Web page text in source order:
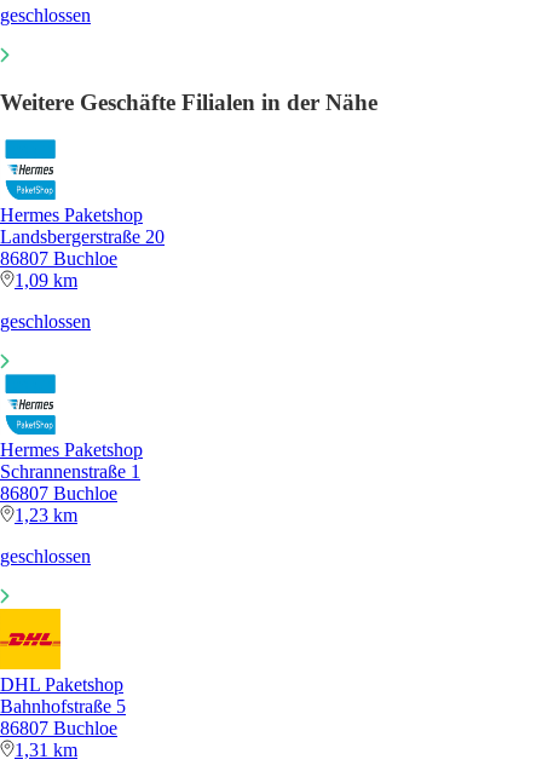
geschlossen
Weitere Geschäfte Filialen in der Nähe
Hermes Paketshop
Landsbergerstraße 20
86807 Buchloe
1,09 km
geschlossen
Hermes Paketshop
Schrannenstraße 1
86807 Buchloe
1,23 km
geschlossen
DHL Paketshop
Bahnhofstraße 5
86807 Buchloe
1,31 km